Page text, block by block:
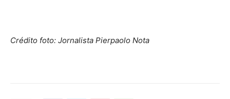
Crédito foto: Jornalista Pierpaolo Nota